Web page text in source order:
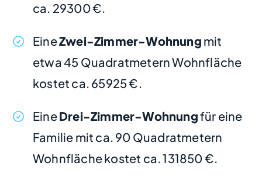
ca. 29300 €.
EineZwei-Zimmer-Wohnung mit
etwa 45 Quadratmetern Wohnfläche
kostet ca. 65925 €.
EineDrei-Zimmer-Wohnungfür eine
Familie mit ca. 90 Quadratmetern
Wohnfläche kostet ca. 131850 €.